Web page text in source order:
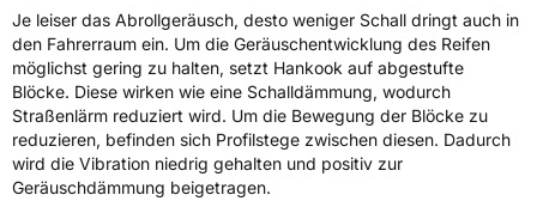
EffizienzD
NasshaftungC
Rollgeräusch (Klasse)B
Rollgeräusch (dB)73
Je leiser das Abrollgeräusch, desto weniger Schall dringt auch in
den Fahrerraum ein. Um die Geräuschentwicklung des Reifen
möglichst gering zu halten, setzt Hankook auf abgestufte
Blöcke. Diese wirken wie eine Schalldämmung, wodurch
Straßenlärm reduziert wird. Um die Bewegung der Blöcke zu
reduzieren, befinden sich Profilstege zwischen diesen. Dadurch
wird die Vibration niedrig gehalten und positiv zur
Geräuschdämmung beigetragen.